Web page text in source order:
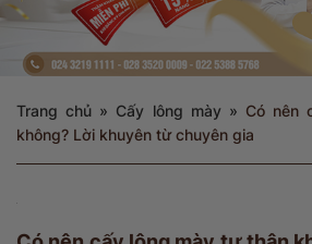
Trang chủ » Cấy lông mày» Có nên
không? Lời khuyên từ chuyên gia